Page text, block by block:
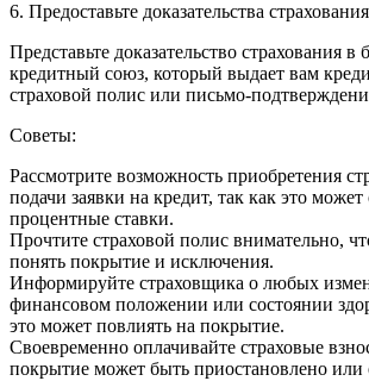
6. Предоставьте доказательства страхования
Представьте доказательство страхования в
кредитный союз, который выдает вам
страховой полис или письмо-
Советы:
Рассмотрите возможность приобретения
подачи заявки на кредит, так как это
процентные ставки.
Прочтите страховой полис внимательно,
понять покрытие и исключения.
Информируйте страховщика о любых
финансовом положении или состоянии
это может повлиять на покрытие.
Своевременно оплачивайте страховые
покрытие может быть приостановлено или